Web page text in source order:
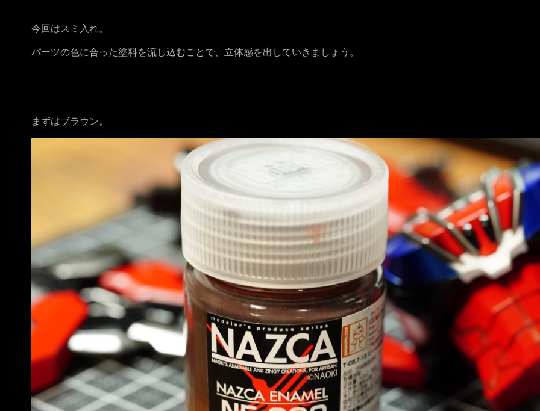
今回はスミ入れ。
パーツの色に合った塗料を流し込むことで、立体感を出していきましょう。
まずはブラウン。